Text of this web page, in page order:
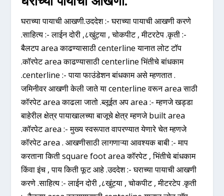
घराच्या पायाची आखणी.उददेश :- घराच्या पायाची आखणी करणे
.साहित्य :- लाईन दोरी ,८खुंट्या , चोकपीट , मीटरटेप .कृती :-
बैलटप area काढण्यासाठी centerline यानात लोट टॉप
.कॉरपेट area काढण्यासाठी centerline भिंतीचे बांधकाम
.centerline :- पाया फाउंडेशन बांधकाम असे म्हणतात .
जमिनीवर आखणी केली जाते या centerline वरून area साठी
कॉरपेट area काढला जातो .ब्लूईत अप area :- म्हणजे खड्डा
बाहेरील क्षेत्र पायाखालच्या बाजूचे क्षेत्र म्हणजे built area
.कॉरपेट area :- मुख्य स्वरूपात वापरण्यात येणारे चेत म्हणजे
कॉरपेट area . आखणीसाठी लागणाऱ्या आवश्यक बाबी :- माप
करताना किती square foot area कॉरपेट , भिंतीचे बांधकाम
किंवा इंच , पाय किती फूट आहे .उददेश :- घराच्या पायाची आखणी
करणे .साहित्य :- लाईन दोरी ,८खुंट्या , चोकपीट , मीटरटेप .कृती